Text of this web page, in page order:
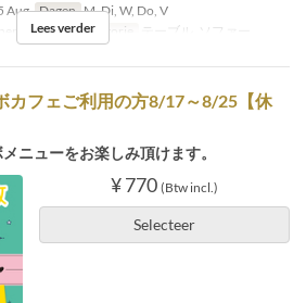
Aug Dagen M, Di, W, Do, V
Zitplaats Categorie テーブル, ソファー
Lees verder
カフェご利用の方8/17～8/25【休
ニューをお楽しみ頂けます。
¥ 770 (Btw incl.)
Selecteer